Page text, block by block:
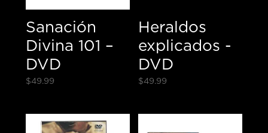
Sanación
Divina 101 –
DVD
$49.99
Heraldos
explicados -
DVD
$49.99